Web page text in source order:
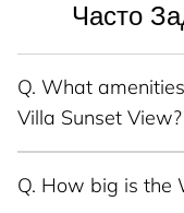
Часто
Q. What
Villa Sunset View?
Q. How big is the